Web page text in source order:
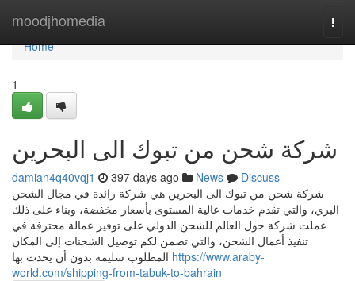
moodjhomedia
Home
Home
1
شركة شحن من تبوك الى البحرين
damian4q40vqj1 397 days ago News
Discuss
شركة شحن من تبوك الى البحرين هي شركة رائدة في مجال الشحن
البري، والتي تقدم خدمات عالية المستوى بأسعار مخفضة، وبناء على ذلك
عملت شركة حول العالم للشحن الدولي على توفير عمالة محترفة في
تنفيذ أعمال الشحن، والتي تضمن لكم توصيل الشحنات إلى المكان
https://www.araby-
world.com/shipping-from-tabuk-to-bahrain